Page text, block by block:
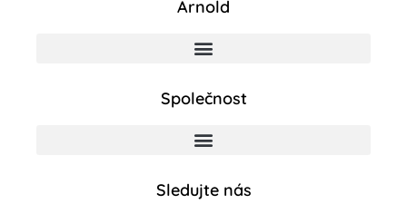
Arnold
Společnost
Sledujte nás